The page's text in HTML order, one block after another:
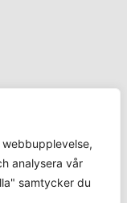
analysera vår
samtycker du
och